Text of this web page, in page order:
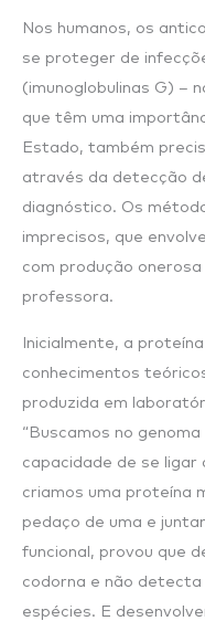
Nos humanos, os
se proteger de
(imunoglobulinas G) –
que têm uma
Estado, também
através da detecção
diagnóstico. Os
imprecisos, que
com produção
professora.
Inicialmente, a
conhecimentos
produzida em
“Buscamos no
capacidade de se ligar
criamos uma proteína
pedaço de uma e
funcional, provou que
codorna e não
espécies. E